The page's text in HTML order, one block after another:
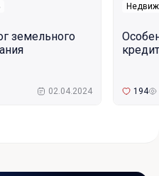
земельного
02.04.2024 194